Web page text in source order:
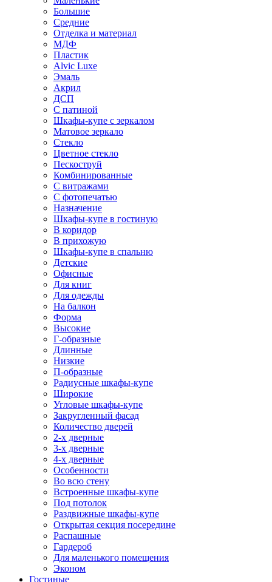
Большие
Средние
Отделка и материал
МДФ
Пластик
Alvic Luxe
Эмаль
Акрил
ДСП
С патиной
Шкафы-купе с зеркалом
Матовое зеркало
Стекло
Цветное стекло
Пескоструй
Комбинированные
С витражами
С фотопечатью
Назначение
Шкафы-купе в гостиную
В коридор
В прихожую
Шкафы-купе в спальню
Детские
Офисные
Для книг
Для одежды
На балкон
Форма
Высокие
Г-образные
Длинные
Низкие
П-образные
Радиусные шкафы-купе
Широкие
Угловые шкафы-купе
Закругленный фасад
Количество дверей
2-х дверные
3-х дверные
4-х дверные
Особенности
Во всю стену
Встроенные шкафы-купе
Под потолок
Раздвижные шкафы-купе
Открытая секция посередине
Распашные
Гардероб
Для маленького помещения
Эконом
Гостиные